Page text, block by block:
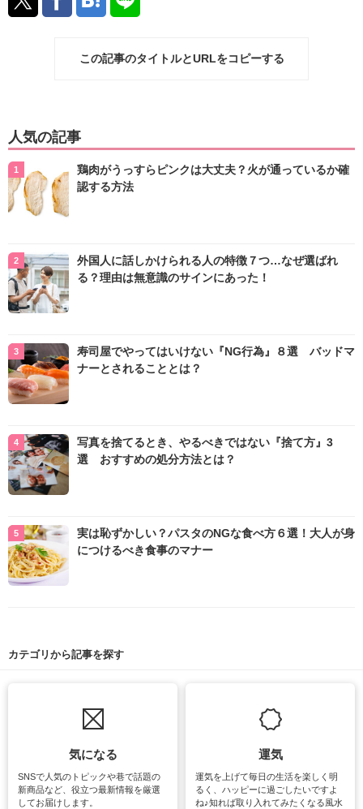
この記事のタイトルとURLをコピーする
人気の記事
鶏肉がうっすらピンクは大丈夫？火が通っているか確
認する方法
外国人に話しかけられる人の特徴７つ…なぜ選ばれ
る？理由は無意識のサインにあった！
寿司屋でやってはいけない『NG行為』８選 バッドマ
ナーとされることとは？
写真を捨てるとき、やるべきではない『捨て方』3
選 おすすめの処分方法とは？
実は恥ずかしい？パスタのNGな食べ方６選！大人が身
につけるべき食事のマナー
カテゴリから記事を探す
気になる
SNSで人気のトピックや巷で話題の
新商品など、役立つ最新情報を厳選
してお届けします。
運気
運気を上げて毎日の生活を楽しく明
るく、ハッピーに過ごしたいですよ
ね♪知れば取り入れてみたくなる風水